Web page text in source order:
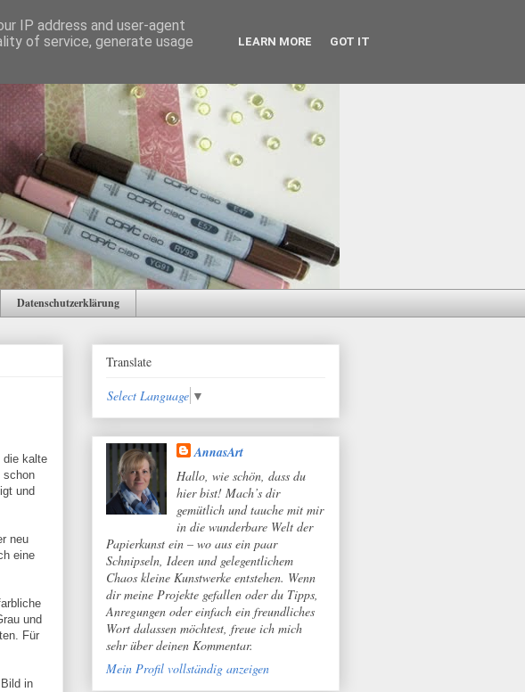
Datenschutzerklärung
die kalte
schon
und
neu
eine
und
Für
in
Translate
Select Language ▼
AnnasArt
Hallo, wie schön, dass du
hier bist! Mach’s dir
gemütlich und tauche mit mir
in die wunderbare Welt der
Papierkunst ein – wo aus ein paar
Schnipseln, Ideen und gelegentlichem
Chaos kleine Kunstwerke entstehen. Wenn
dir meine Projekte gefallen oder du Tipps,
Anregungen oder einfach ein freundliches
Wort dalassen möchtest, freue ich mich
sehr über deinen Kommentar.
Mein Profil vollständig anzeigen
IP address and user-agent
of service, generate usage
LEARN MORE GOT IT